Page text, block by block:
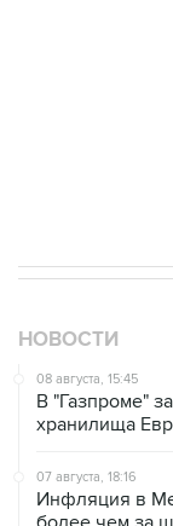
"СПБ биржа"
07 августа, 16:31
Сбер получил
кредитов от
Власти Крыма
бензина со